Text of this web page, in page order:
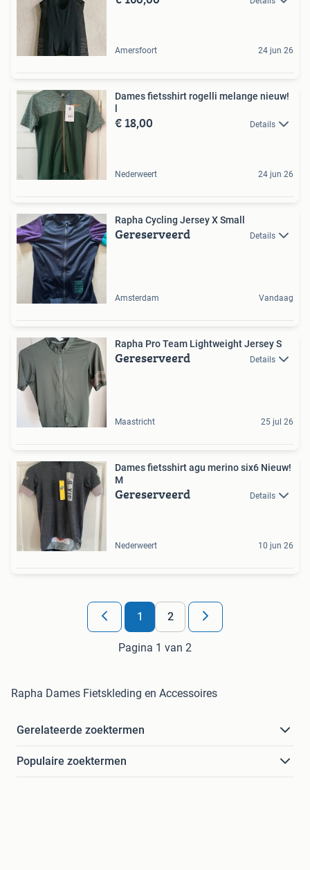
Amersfoort 24 jun 26
Dames fietsshirt rogelli melange nieuw!
€ 18,00 Details
Nederweert 24 jun 26
Rapha Cycling Jersey X Small
Gereserveerd Details
Amsterdam Vandaag
Rapha Pro Team Lightweight Jersey S
Gereserveerd Details
Maastricht 25 jul 26
Dames fietsshirt agu merino six6 Nieuw!
M
Gereserveerd Details
Nederweert 10 jun 26
1 2
Pagina 1 van 2
Rapha Dames Fietskleding en Accessoires
Gerelateerde zoektermen
Populaire zoektermen